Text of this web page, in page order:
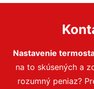
Nastavenie
na to skúsených a
rozumný peniaz?